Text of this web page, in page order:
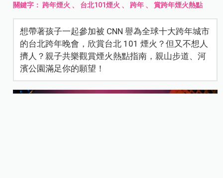
關鍵字：跨年煙火 、 台北101煙火 、跨年 、 賞跨年煙火熱點
想帶著孩子一起參加被 CNN 譽為全球十大跨年城市
的台北跨年晚會，欣賞台北 101 煙火？但又不想人
擠人？親子共樂觀賞煙火熱點指南，親山步道、河
濱公園滿足你的願望！